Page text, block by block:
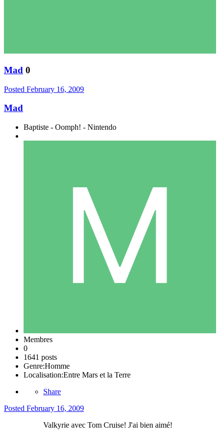
Mad 0
Posted February 16, 2009
Mad
Baptiste - Oomph! - Nintendo
Membres
0
1641 posts
Genre:Homme
Localisation:Entre Mars et la Terre
Share
Posted February 16, 2009
Valkyrie avec Tom Cruise! J'ai bien aimé!